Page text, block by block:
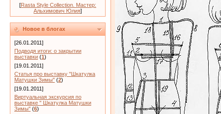
[Rasta Style Collection. Мастер:
Альхимович Юлия]
Новое в блогах
[26.01.2011]
Подводя итоги: о закрытии
выставки (1)
[19.01.2011]
Статья про выставку "Шкатулка
Матушки Зимы" (2)
[19.01.2011]
Виртуальная экскурсия по
выставке " Шкатулка Матушки
Зимы" (6)